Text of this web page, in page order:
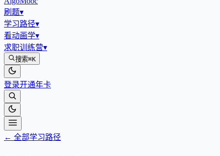
刷题▾
学习路径▾
看动画学▾
求职训练营▾
搜索⌘K
登录开通年卡
← 全部学习路径